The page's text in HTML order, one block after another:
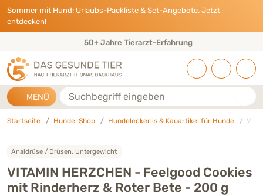
Direkt zu:
INHALT
HAUPTMENÜ
FOOTER
Sommer mit Hund: Urlaubs-Packliste & Set-Angebote. Jetzt
entdecken!
50+ Jahre Tierarzt-Erfahrung
MENÜ Suche
Startseite Hunde-Shop Hundeleckerlis & Kauartikel für Hunde
Analdrüse / Drüsen, Untergewicht
VITAMIN HERZCHEN - Feelgood Cookies
mit Rinderherz & Roter Bete - 200 g